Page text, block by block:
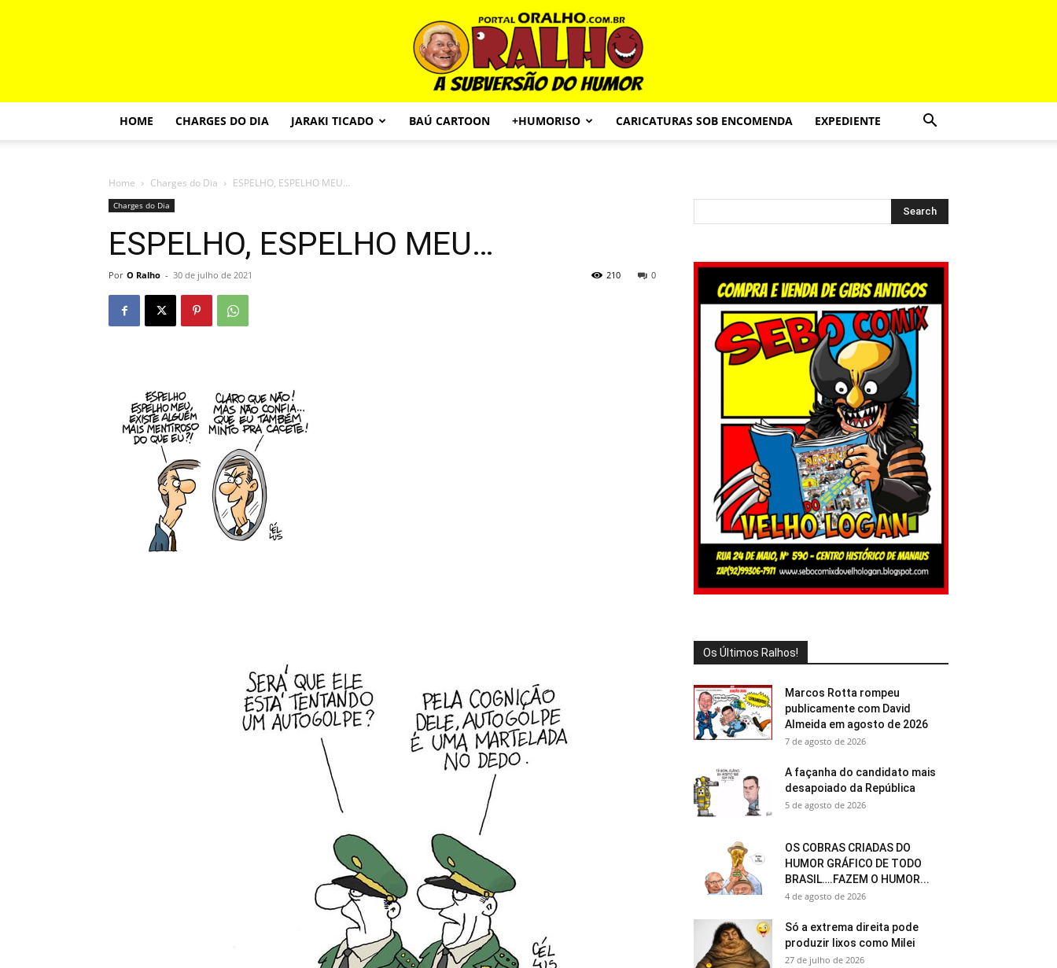
HOME CHARGES DO DIA JARAKI TICADO BAÚ CARTOON +HUMORISO CARICATURAS SOB ENCOMENDA EXPEDIENTE
Home Charges do Dia ESPELHO, ESPELHO MEU…
Charges do Dia
ESPELHO, ESPELHO MEU…
Por O Ralho - 30 de julho de 2021 0
210
Os Últimos Ralhos!
Marcos Rotta rompeu
publicamente com David
Almeida em agosto de 2026
7 de agosto de 2026
A façanha do candidato mais
desapoiado da República
5 de agosto de 2026
OS COBRAS CRIADAS DO
HUMOR GRÁFICO DE TODO
BRASIL….FAZEM O HUMOR...
4 de agosto de 2026
Só a extrema direita pode
produzir lixos como Milei
27 de julho de 2026